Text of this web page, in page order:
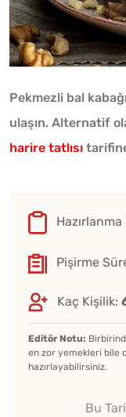
Pekmezli bal
ulaşın. Alternatif
harire tatlısı
Pişirme
Kaç Kişilik:
Editör Notu:
en zor yemekleri bile
hazırlayabilirsiniz.
Bu